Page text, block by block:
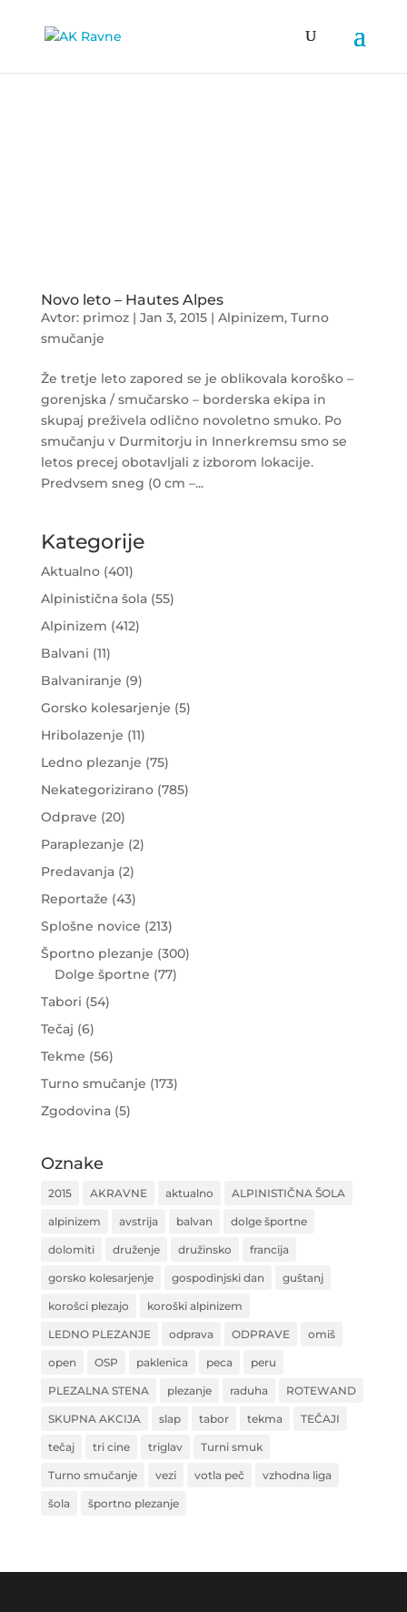
Novo leto – Hautes Alpes
Avtor: primoz| Jan 3, 2015| Alpinizem, Turno
smučanje
Že tretje leto zapored se je oblikovala koroško –
gorenjska / smučarsko – borderska ekipa in
skupaj preživela odlično novoletno smuko. Po
smučanju v Durmitorju in Innerkremsu smo se
letos precej obotavljali z izborom lokacije.
Predvsem sneg (0 cm –...
Kategorije
Aktualno(401)
Alpinistična šola(55)
Alpinizem (412)
Balvani (11)
Balvaniranje (9)
Gorsko kolesarjenje (5)
Hribolazenje (11)
Ledno plezanje (75)
Nekategorizirano(785)
Odprave (20)
Paraplezanje (2)
Predavanja(2)
Reportaže (43)
Splošne novice (213)
Športno plezanje (300)
Dolge športne (77)
Tabori (54)
Tečaj (6)
Tekme (56)
Turno smučanje (173)
Zgodovina(5)
Oznake
2015 AKRAVNE aktualno ALPINISTIČNA ŠOLA
alpinizem avstrija balvan dolge športne
dolomiti druženje družinsko francija
gorsko kolesarjenje gospodinjski dan guštanj
korošci plezajo koroški alpinizem
LEDNO PLEZANJE odprava ODPRAVE omiš
open OSP paklenica peca peru
PLEZALNA STENA plezanje raduha ROTEWAND
SKUPNA AKCIJA slap tabor tekma TEČAJI
tečaj tri cine triglav Turni smuk
Turno smučanje vezi votla peč vzhodna liga
šola športno plezanje